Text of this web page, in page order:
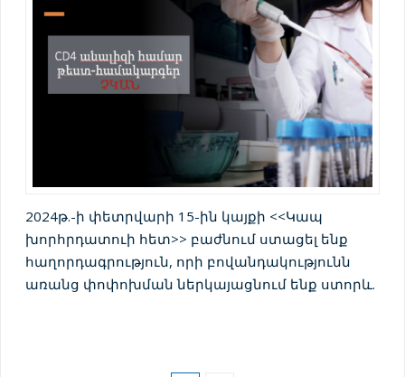
2024թ.-ի փետրվարի 15-ին կայքի <<Կապ
խորհրդատուի հետ>> բաժնում ստացել ենք
հաղորդագրություն, որի բովանդակությունն
առանց փոփոխման ներկայացնում ենք ստորև.